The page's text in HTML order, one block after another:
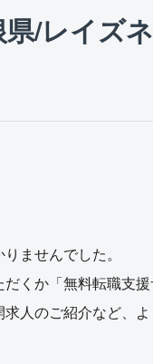
県/レイズ
ませんでした。
くか「無料転職支援
人のご紹介など、